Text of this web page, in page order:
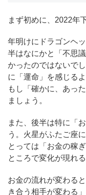
まず初めに、2022年
年明けにドラゴンヘ
半はなにかと「不思
かったのではないで
に「運命」を感じる
もし「確かに、あっ
ましょう。
また、後半は特に「
う。火星がふたご座
とっては「お金の稼
ところで変化が現れ
お金の流れが変わる
き合う相手が変わる